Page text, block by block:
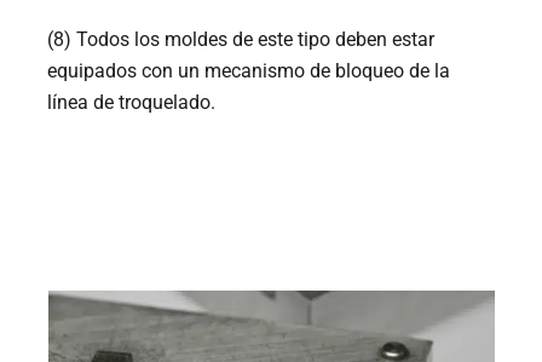
(8) Todos los moldes de este tipo deben estar
equipados con un mecanismo de bloqueo de la
línea de troquelado.